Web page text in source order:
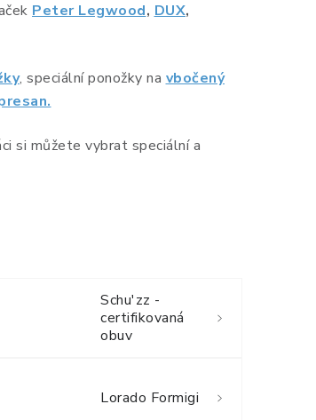
Peter Legwood, DUX,
, speciální ponožky na vbočený
si můžete vybrat speciální a
Schu'zz -
certifikovaná
obuv
Lorado Formigi